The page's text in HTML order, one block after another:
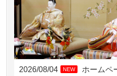
2026/08/02 11:15 千葉県の
2026/08/02 10:39 神奈川の
2026/08/02 09:15 神奈川の
2026/08/02 06:46 相模原の
2026/08/04 NEW ホームペ